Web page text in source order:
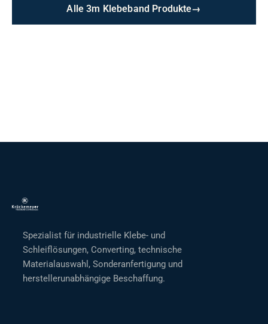
Alle 3m Klebeband Produkte→
Spezialist für industrielle Klebe- und
Schleiflösungen, Converting, technische
Materialauswahl, Sonderanfertigung und
herstellerunabhängige Beschaffung.